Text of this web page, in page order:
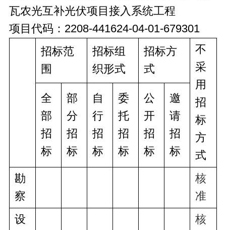
瓦农光互补光伏项目接入系统工程
项目代码：2208-441624-04-01-679301
招标范
围
招标组
织形式
招标方
式
不
采
用
招
标
方
式
全
部
招
标
部
分
招
标
自
行
招
标
委
托
招
标
公
开
招
标
邀
请
招
标
勘
察
核
准
设
核